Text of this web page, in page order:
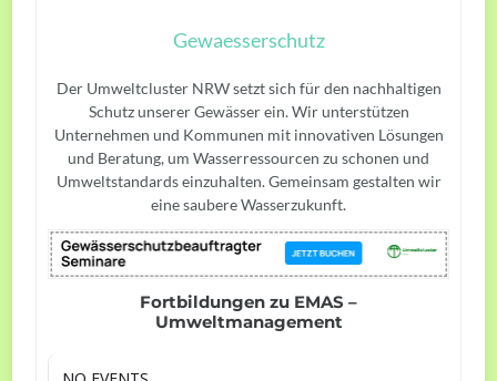
Gewaesserschutz
Der Umweltcluster NRW setzt sich für den nachhaltigen
Schutz unserer Gewässer ein. Wir unterstützen
Unternehmen und Kommunen mit innovativen Lösungen
und Beratung, um Wasserressourcen zu schonen und
Umweltstandards einzuhalten. Gemeinsam gestalten wir
eine saubere Wasserzukunft.
Fortbildungen zu EMAS –
Umweltmanagement